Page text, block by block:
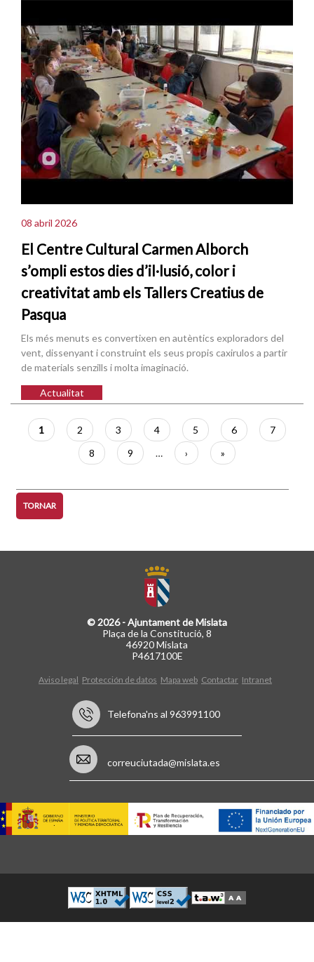
08 abril 2026
El Centre Cultural Carmen Alborch
s’ompli estos dies d’il·lusió, color i
creativitat amb els Tallers Creatius de
Pasqua
Els més menuts es convertixen en autèntics exploradors del
vent, dissenyant i construint els seus propis caxirulos a partir
de materials senzills i molta imaginació.
Actualitat
Paginació
Pàgina
actual
1 Pàgina
2 Pàgina
3 Pàgina
4 Pàgina
5 Pàgina
6 Pàgina
7
Pàgina
8 Pàgina
9 …
Pàgina
següent
›
Última
pàgina
»
TORNAR
© 2026 - Ajuntament de Mislata
Plaça de la Constitució, 8
46920 Mislata
P4617100E
Aviso legal Protección de datos Mapa web Contactar Intranet
Telefona'ns al 963991100
correuciutada@mislata.es